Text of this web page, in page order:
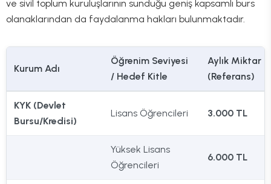
ve sivil toplum kuruluşlarının sunduğu geniş kapsamlı burs
olanaklarından da faydalanma hakları bulunmaktadır.
Kurum Adı
Öğrenim Seviyesi
/ Hedef Kitle
Aylık Miktar
(Referans)
KYK (Devlet
Bursu/Kredisi)
Lisans Öğrencileri 3.000 TL
Yüksek Lisans
Öğrencileri
6.000 TL